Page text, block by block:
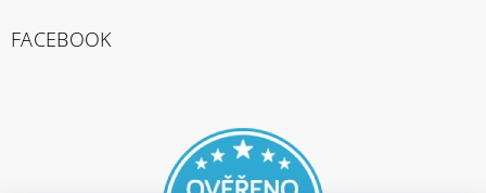
FACEBOOK